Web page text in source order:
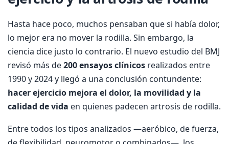
Hasta hace poco, muchos pensaban que si había dolor,
lo mejor era no mover la rodilla. Sin embargo, la
ciencia dice justo lo contrario. El nuevo estudio del BMJ
revisó más de200 ensayos clínicos realizados entre
1990 y 2024 y llegó a una conclusión contundente:
hacer ejercicio mejora el dolor, la movilidad y la
calidad de vida en quienes padecen artrosis de rodilla.
Entre todos los tipos analizados —aeróbico, de fuerza,